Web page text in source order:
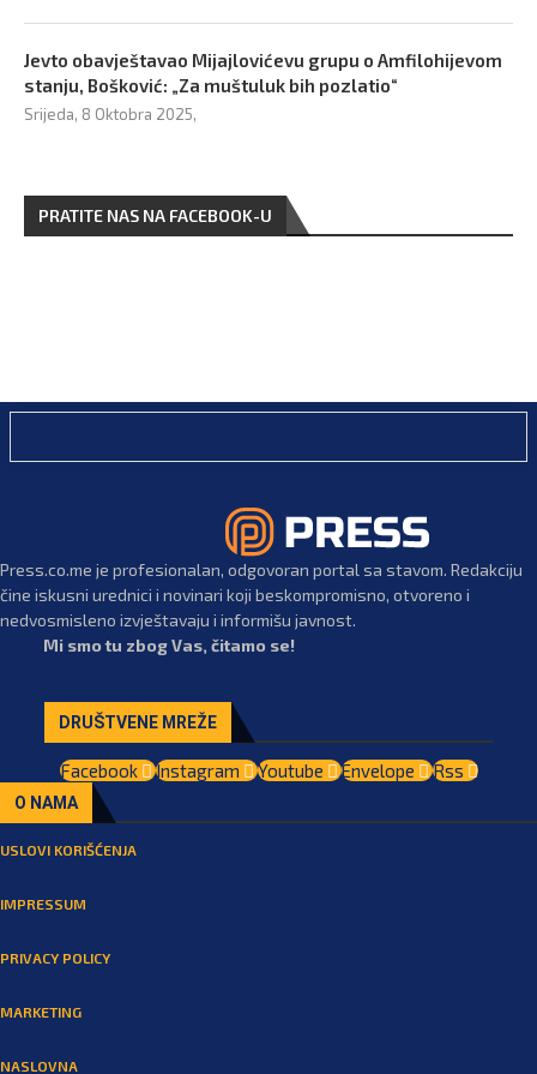
Jevto obavještavao Mijajlovićevu grupu o Amfilohijevom
stanju, Bošković: „Za muštuluk bih pozlatio“
Srijeda, 8 Oktobra 2025,
PRATITE NAS NA FACEBOOK-U
Press.co.me je profesionalan, odgovoran portal sa stavom. Redakciju
čine iskusni urednici i novinari koji beskompromisno, otvoreno i
nedvosmisleno izvještavaju i informišu javnost.
Mi smo tu zbog Vas, čitamo se!
DRUŠTVENE MREŽE
Facebook Instagram Youtube Envelope Rss
O NAMA
USLOVI KORIŠĆENJA
IMPRESSUM
PRIVACY POLICY
MARKETING
NASLOVNA